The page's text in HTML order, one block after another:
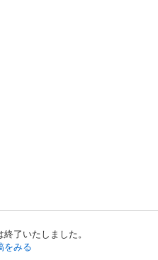
了いたしました。
をみる